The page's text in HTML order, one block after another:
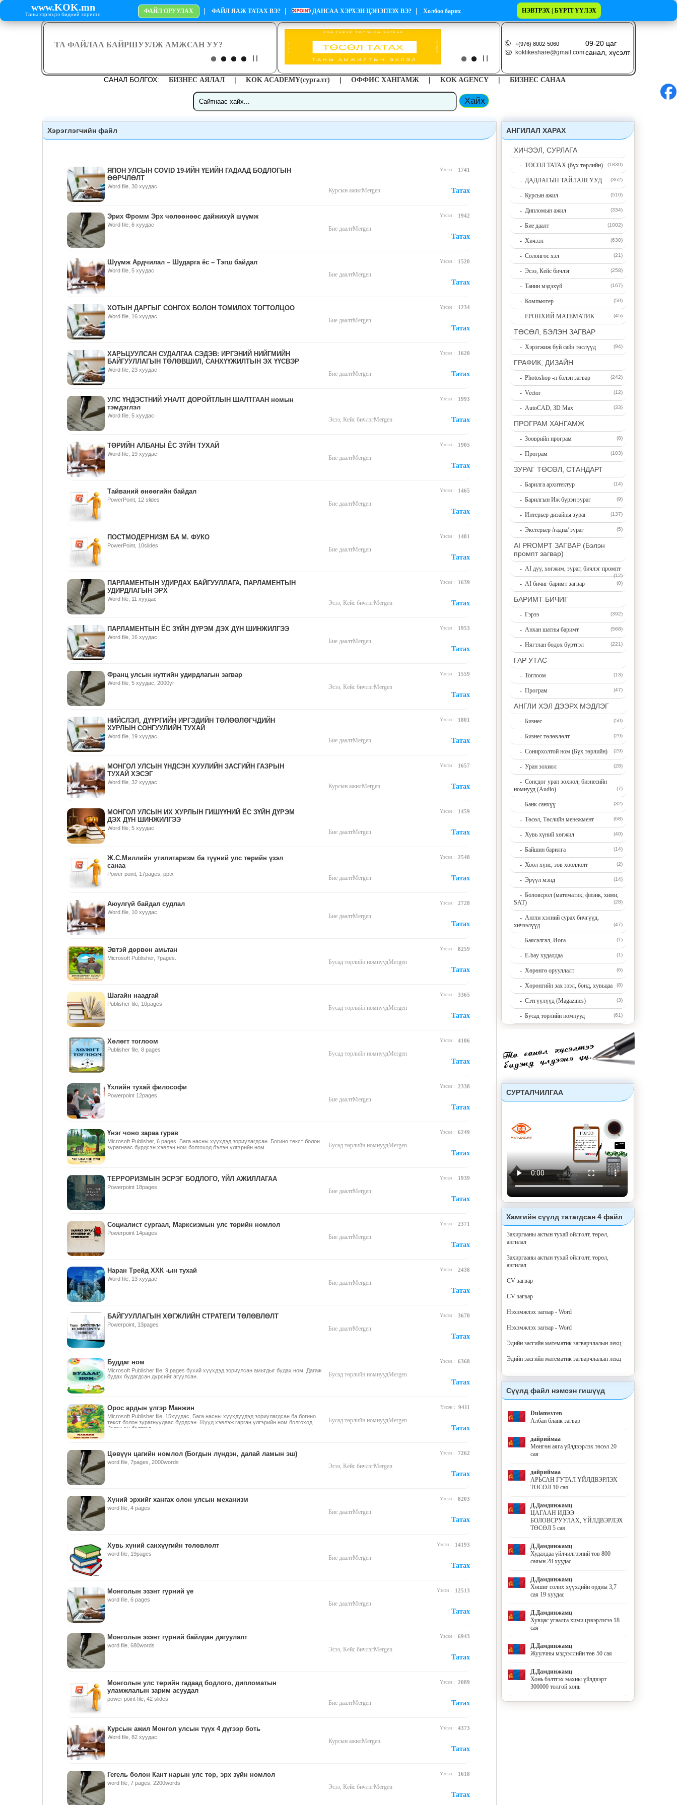
НЭВТРЭХ | БҮРТГҮҮЛЭХ
www.KOK.mn
Таны хэрэгцээ бидний зорилго ФАЙЛ ОРУУЛАХ | ФАЙЛ ЯАЖ ТАТАХ ВЭ?| ДАНСАА ХЭРХЭН ЦЭНЭГЛЭХ ВЭ?| Холбоо барих
+(976) 8002-5060 09-20 цаг
koklikeshare@gmail.comсанал, хүсэлт
САНАЛ БОЛГОХ: БИЗНЕС АЯЛАЛ | KOK ACADEMY(сургалт) | ОФФИС ХАНГАМЖ | KOK AGENCY | БИЗНЕС САНАА
Хэрэглэгчийн файл
ЯПОН УЛСЫН COVID 19-ИЙН ҮЕИЙН ГАДААД БОДЛОГЫН
ӨӨРЧЛӨЛТ
Үзсэн : 1741
Word file, 30 хуудас
Курсын ажилMergen Татах
Эрих Фромм Эрх чөлөөнөөс дайжихуй шүүмж Үзсэн :
1942
Word file, 6 хуудас
Бие даалтMergen
Татах
Шүүмж Ардчилал – Шударга ёс – Тэгш байдал Үзсэн :
1520
Word file, 5 хуудас
Бие даалтMergen
Татах
ХОТЫН ДАРГЫГ СОНГОХ БОЛОН ТОМИЛОХ ТОГТОЛЦОО Үзсэн :
1234
Word file, 16 хуудас
Бие даалтMergen
Татах
ХАРЬЦУУЛСАН СУДАЛГАА СЭДЭВ: ИРГЭНИЙ НИЙГМИЙН
БАЙГУУЛЛАГЫН ТӨЛӨВШИЛ, САНХҮҮЖИЛТЫН ЭХ ҮҮСВЭР
Үзсэн : 1620
Word file, 23 хуудас
Бие даалтMergen Татах
УЛС ҮНДЭСТНИЙ УНАЛТ ДОРОЙТЛЫН ШАЛТГААН номын
тэмдэглэл
Үзсэн : 1993
Word file, 5 хуудас
Эсээ, Кейс бичлэгMergen Татах
ТӨРИЙН АЛБАНЫ ЁС ЗҮЙН ТУХАЙ Үзсэн :
1905
Word file, 19 хуудас
Бие даалтMergen
Татах
Тайваний өнөөгийн байдал Үзсэн :
1465
PowerPoint, 12 slides
Бие даалтMergen
Татах
ПОСТМОДЕРНИЗМ БА М. ФУКО Үзсэн :
1481
PowerPoint, 10slides
Бие даалтMergen
Татах
ПАРЛАМЕНТЫН УДИРДАХ БАЙГУУЛЛАГА, ПАРЛАМЕНТЫН
УДИРДЛАГЫН ЭРХ
Үзсэн : 1639
Word file, 11 хуудас
Эсээ, Кейс бичлэгMergen Татах
ПАРЛАМЕНТЫН ЁС ЗҮЙН ДҮРЭМ ДЭХ ДҮН ШИНЖИЛГЭЭ Үзсэн :
1953
Word file, 16 хуудас
Бие даалтMergen
Татах
Франц улсын нутгийн удирдлагын загвар Үзсэн :
1559
Word file, 5 хуудас, 2000үг
Эсээ, Кейс бичлэгMergen
Татах
НИЙСЛЭЛ, ДҮҮРГИЙН ИРГЭДИЙН ТӨЛӨӨЛӨГЧДИЙН
ХУРЛЫН СОНГУУЛИЙН ТУХАЙ
Үзсэн : 1801
Word file, 19 хуудас
Бие даалтMergen Татах
МОНГОЛ УЛСЫН ҮНДСЭН ХУУЛИЙН ЗАСГИЙН ГАЗРЫН
ТУХАЙ ХЭСЭГ
Үзсэн : 1657
Word file, 32 хуудас
Курсын ажилMergen Татах
МОНГОЛ УЛСЫН ИХ ХУРЛЫН ГИШҮҮНИЙ ЁС ЗҮЙН ДҮРЭМ
ДЭХ ДҮН ШИНЖИЛГЭЭ
Үзсэн : 1459
Word file, 5 хуудас
Бие даалтMergen Татах
Ж.С.Миллийн утилитаризм ба түүний улс төрийн үзэл
санаа
Үзсэн : 2548
Power point, 17pages, pptx
Бие даалтMergen Татах
Аюулгүй байдал судлал Үзсэн : 2728
Word file, 10 хуудас
Бие даалтMergen
Татах
Эвтэй дөрвөн амьтан Үзсэн : 8259
Microsoft Publisher, 7pages.
Бусад төрлийн номнуудMergen
Татах
Шагайн наадгай Үзсэн : 3365
Publisher file, 10pages
Бусад төрлийн номнуудMergen
Татах
Хөлөгт тоглоом Үзсэн : 4106
Publisher file, 8 pages
Бусад төрлийн номнуудMergen
Татах
Үхлийн тухай философи Үзсэн : 2338
Powerpoint 12pages
Бие даалтMergen
Татах
Үнэг чоно зараа гурав Үзсэн : 6249
Microsoft Publisher, 6 pages. Бага насны хүүхдэд зориулагдсан. Богино текст болон
зурагнаас бүрдсэн хэвлэн ном болгоход бэлэн үлгэрийн ном
Бусад төрлийн номнуудMergen
Татах
ТЕРРОРИЗМЫН ЭСРЭГ БОДЛОГО, ҮЙЛ АЖИЛЛАГАА Үзсэн :
1939
Powerpoint 18pages
Бие даалтMergen
Татах
Социалист сургаал, Марксизмын улс төрийн номлол Үзсэн : 2371
Powerpoint 14pages
Бие даалтMergen
Татах
Наран Трейд ХХК -ын тухай Үзсэн : 2438
Word file, 13 хуудас
Бие даалтMergen
Татах
БАЙГУУЛЛАГЫН ХӨГЖЛИЙН СТРАТЕГИ ТӨЛӨВЛӨЛТ Үзсэн : 3670
Powerpoint, 13pages
Бие даалтMergen
Татах
Буддаг ном Үзсэн : 6368
Microsoft Publisher file, 9 pages бүхий хүүхдэд зориулсан амьтдыг будах ном. Дагаж
будах будагдсан дүрсийг агуулсан.
Бусад төрлийн номнуудMergen
Татах
Орос ардын үлгэр Манжин Үзсэн : 9411
Microsoft Publisher file, 15хуудас, Бага насны хүүхдүүдэд зориулагдсан ба богино
текст болон зурагнуудаас бүрдсэн. Шууд хэвлэж гарган үлгэрийн ном болгоход
бэлэн эх бэлтгэл.
Бусад төрлийн номнуудMergen
Татах
Цөвүүн цагийн номлол (Богдын лүндэн, далай ламын эш) Үзсэн : 7262
word file, 7pages, 2000words
Эсээ, Кейс бичлэгMergen
Татах
Хүний эрхийг хангах олон улсын механизм Үзсэн : 8203
word file, 4 pages
Бие даалтMergen
Татах
Хувь хүний санхүүгийн төлөвлөлт Үзсэн :
14193
word file, 19pages
Бие даалтMergen
Татах
Монголын эзэнт гүрний үе Үзсэн :
12513
word file, 6 pages
Бие даалтMergen
Татах
Монголын эзэнт гүрний байлдан дагуулалт Үзсэн : 6943
word file, 680words
Эсээ, Кейс бичлэгMergen
Татах
Монголын улс төрийн гадаад бодлого, дипломатын
уламжлалын зарим асуудал
Үзсэн : 2089
power point file, 42 slides
Бие даалтMergen Татах
Курсын ажил Монгол улсын түүх 4 дүгээр боть Үзсэн : 4373
Word file, 82 хуудас
Курсын ажилMergen
Татах
Гегель болон Кант нарын улс төр, эрх зүйн номлол Үзсэн :
1618
word file, 7 pages, 2200words
Эсээ, Кейс бичлэгMergen
Татах
АНГИЛАЛ ХАРАХ
ХИЧЭЭЛ, СУРЛАГА
- ТӨСӨЛ ТАТАХ (бүх төрлийн) (1830)
- ДАДЛАГЫН ТАЙЛАНГУУД (362)
- Курсын ажил (510)
- Дипломын ажил (334)
- Бие даалт (1002)
- Хичээл (630)
- Солонгос хэл (21)
- Эсээ, Кейс бичлэг (258)
- Танин мэдэхүй (167)
- Компьютер (50)
- ЕРӨНХИЙ МАТЕМАТИК (45)
ТӨСӨЛ, БЭЛЭН ЗАГВАР
- Хэрэгжиж буй сайн төслүүд (94)
ГРАФИК, ДИЗАЙН
- Photoshop -н бэлэн загвар (242)
- Vector (12)
- AutoCAD, 3D Max (33)
ПРОГРАМ ХАНГАМЖ
- Зөөврийн програм (8)
- Програм (103)
ЗУРАГ ТӨСӨЛ, СТАНДАРТ
- Барилга архитектур (14)
- Барилгын Иж бүрэн зураг (9)
- Интерьер дизайны зураг (137)
- Экстерьер /гадна/ зураг (5)
AI PROMPT ЗАГВАР (Бэлэн
промпт загвар)
- AI дуу, хөгжим, зураг, бичлэг промпт
(12)
- AI бичиг баримт загвар (0)
БАРИМТ БИЧИГ
- Гэрээ (392)
- Анхан шатны баримт (568)
- Нягтлан бодох бүртгэл (221)
ГАР УТАС
- Тоглоом (13)
- Програм (47)
АНГЛИ ХЭЛ ДЭЭРХ МЭДЛЭГ
- Бизнес (50)
- Бизнес төлөвлөлт (29)
- Сонирхолтой ном (Бүх төрлийн) (29)
- Уран зохиол (28)
- Сонсдог уран зохиол, бизнесийн
номнууд (Audio)
(7)
- Банк санхүү (32)
- Төсөл, Төслийн менежмент (68)
- Хувь хүний хөгжил (40)
- Байшин барилга (14)
- Хоол хүнс, зөв хооллолт (2)
- Эрүүл мэнд (14)
- Боловсрол (математик, физик, хими,
SAT)
(28)
- Англи хэлний сурах бичгүүд,
хичээлүүд
(47)
- Баясалгал, Иога (1)
- E-bay худалдаа (1)
- Хөрөнгө орууллалт (6)
- Хөрөнгийн зах зээл, бонд, хувьцаа (8)
- Сэтгүүлүүд (Magazines) (3)
- Бусад төрлийн номнууд (61)
СУРТАЛЧИЛГАА
Хамгийн сүүлд татагдсан 4 файл
Захиргааны актын тухай ойлголт, төрөл,
ангилал
Захиргааны актын тухай ойлголт, төрөл,
ангилал
CV загвар
CV загвар
Нэхэмжлэх загвар - Word
Нэхэмжлэх загвар - Word
Эдийн засгийн математик загварчлалын лекц
Эдийн засгийн математик загварчлалын лекц
Сүүлд файл нэмсэн гишүүд
Dulamsvren
Албан бланк загвар
дайриймаа
Мөнгөн аяга үйлдвэрлэх төсөл 20
сая
дайриймаа
АРЬСАН ГУТАЛ ҮЙЛДВЭРЛЭХ
ТӨСӨЛ 10 сая
Д.Дамдинжамц
ЦАГААН ИДЭЭ
БОЛОВСРУУЛАХ, ҮЙЛДВЭРЛЭХ
ТӨСӨЛ 5 сая
Д.Дамдинжамц
Худалдаа үйлчилгээний төв 800
саяын 28 хуудас
Д.Дамдинжамц
Хөшиг солих хүүхдийн ордны 3,7
сая 19 хуудас
Д.Дамдинжамц
Хувцас угаалга хими цэвэрлэгээ 18
сая
Д.Дамдинжамц
Жуулчны мэдээллийн төв 50 сая
Д.Дамдинжамц
Хонь бэлтгэх махны үйлдвэрт
300000 толгой хонь